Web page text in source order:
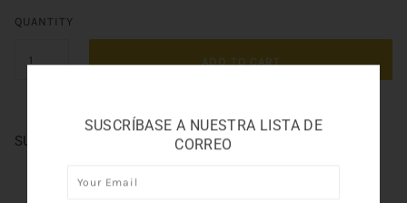
QUANTITY
ADD TO CART
SUPER GORGEOUS ! BY MICHAEL KOUR 3.4
SUSCRÍBASE A NUESTRA LISTA DE
CORREO